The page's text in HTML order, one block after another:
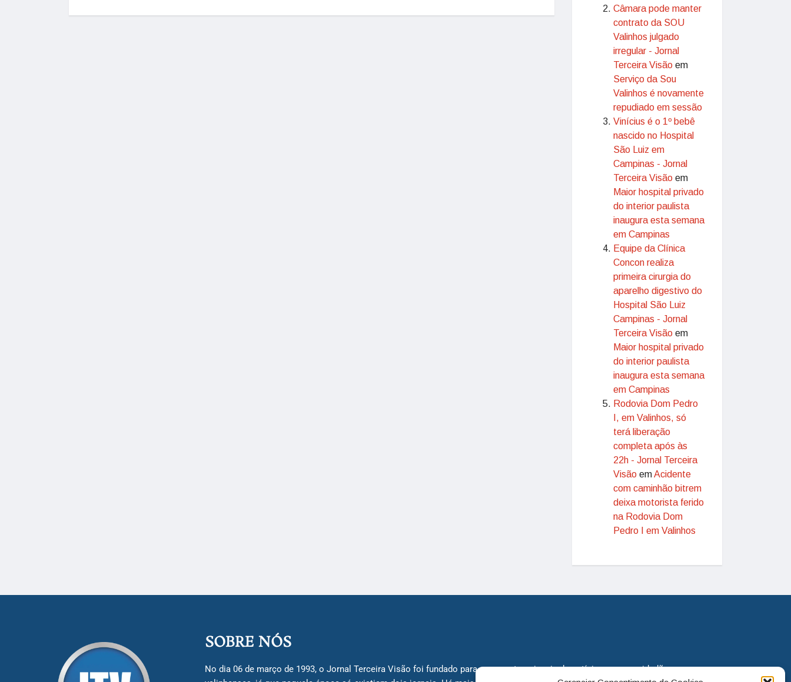
Câmara pode manter
contrato da SOU
Valinhos julgado
irregular - Jornal
Terceira Visão em
Serviço da Sou
Valinhos é novamente
repudiado em sessão
Vinícius é o 1º bebê
nascido no Hospital
São Luiz em
Campinas - Jornal
Terceira Visão em
Maior hospital privado
do interior paulista
inaugura esta semana
em Campinas
Equipe da Clínica
Concon realiza
primeira cirurgia do
aparelho digestivo do
Hospital São Luiz
Campinas - Jornal
Terceira Visão em
Maior hospital privado
do interior paulista
inaugura esta semana
em Campinas
Rodovia Dom Pedro
I, em Valinhos, só
terá liberação
completa após às
22h - Jornal Terceira
Visão emAcidente
com caminhão bitrem
deixa motorista ferido
na Rodovia Dom
Pedro I em Valinhos
SOBRE NÓS
No dia 06 de março de 1993, o Jornal Terceira Visão foi fundado para ser uma terceira via de notícias para os cidadãos